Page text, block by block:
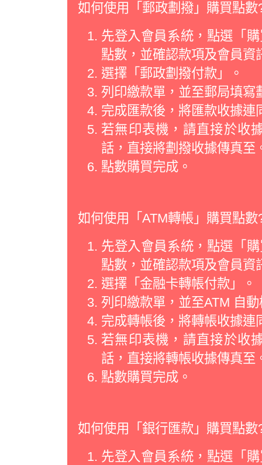
如何使用「郵政劃撥」購買點數
先登入會員系統，點選「
點數，並確認款項及會員資
選擇「郵政劃撥付款」。
列印繳款單，並至郵局填寫
完成匯款後，將匯款收據連
若無印表機，請直接於收
話，直接將劃撥收據傳真至
點數購買完成。
如何使用「ATM轉帳」購買點數
先登入會員系統，點選「
點數，並確認款項及會員資
選擇「金融卡轉帳付款」。
列印繳款單，並至ATM 自
完成轉帳後，將轉帳收據連
若無印表機，請直接於收
話，直接將轉帳收據傳真至
點數購買完成。
如何使用「銀行匯款」購買點數
先登入會員系統，點選「